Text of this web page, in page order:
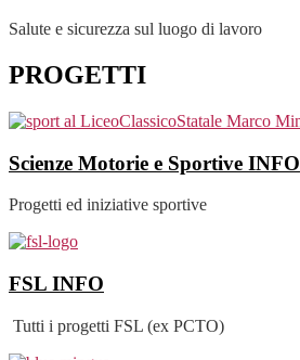
Salute e sicurezza sul luogo di lavoro
PROGETTI
Scienze Motorie e Sportive INFO
Progetti ed iniziative sportive
FSL INFO
Tutti i progetti FSL (ex PCTO)